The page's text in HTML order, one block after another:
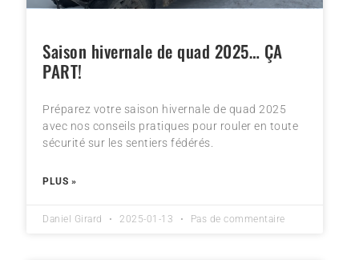
Saison hivernale de quad 2025… ÇA
PART!
Préparez votre saison hivernale de quad 2025
avec nos conseils pratiques pour rouler en toute
sécurité sur les sentiers fédérés.
PLUS »
Daniel Girard 2025-01-13 Pas de commentaire